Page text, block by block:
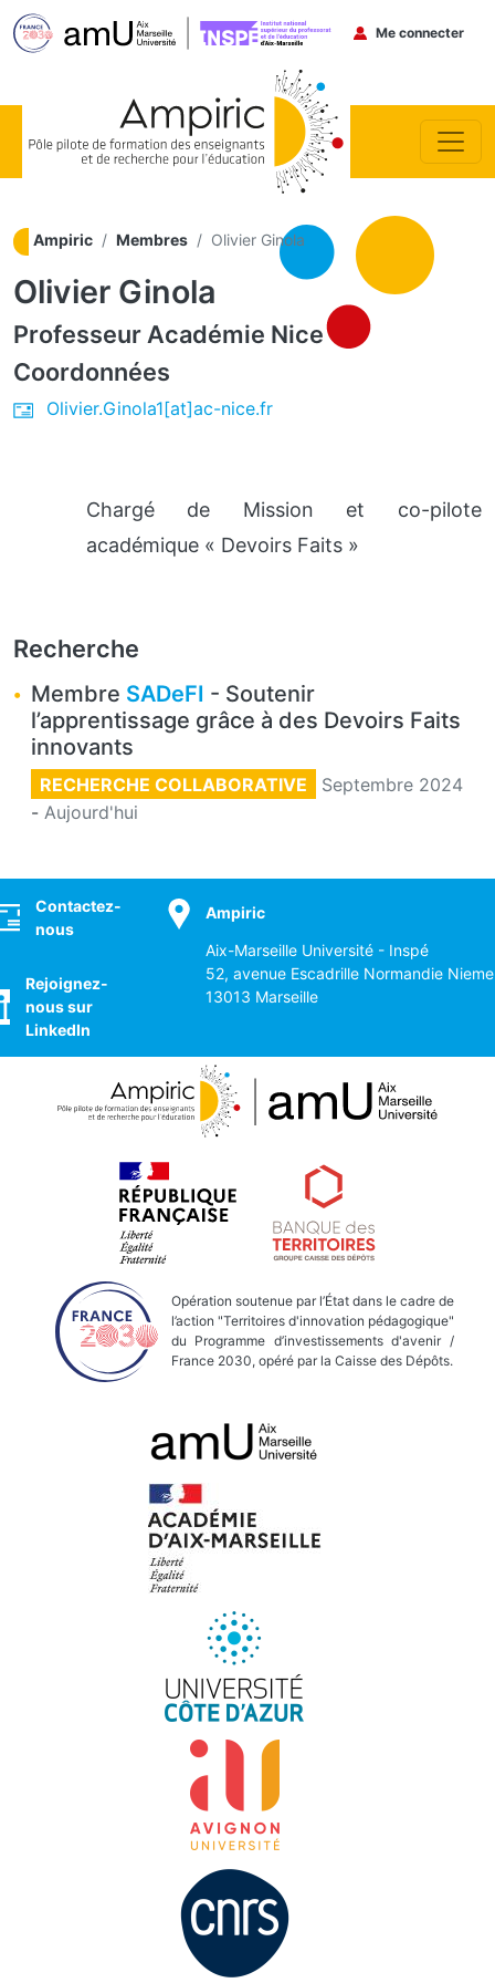
Menu du
Me connecter
Ampiric Membres Olivier Ginola
Olivier Ginola
Professeur Académie Nice
Coordonnées
Olivier.Ginola1[at]ac-nice.fr
Chargé de Mission et co-pilote
académique « Devoirs Faits »
Recherche
Membre SADeFI - Soutenir
l’apprentissage grâce à des Devoirs Faits
innovants
RECHERCHE COLLABORATIVE
Septembre 2024
- Aujourd'hui
Contactez-
nous
Rejoignez-
nous sur
LinkedIn
Ampiric
Aix-Marseille Université - Inspé
52, avenue Escadrille Normandie
13013 Marseille
Opération soutenue par l’État dans le cadre de
l’action "Territoires d'innovation pédagogique"
du Programme d’investissements d'avenir /
France 2030, opéré par la Caisse des Dépôts.